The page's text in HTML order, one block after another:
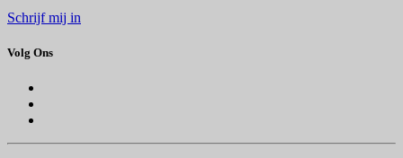
Schrijf mij in
Volg Ons